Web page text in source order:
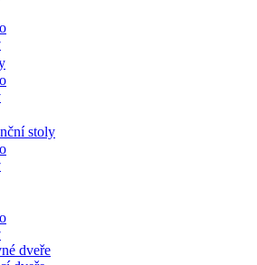
stoly
dveře